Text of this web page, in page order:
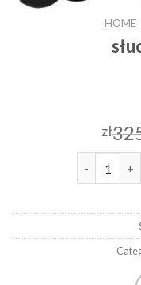
HOME
zł